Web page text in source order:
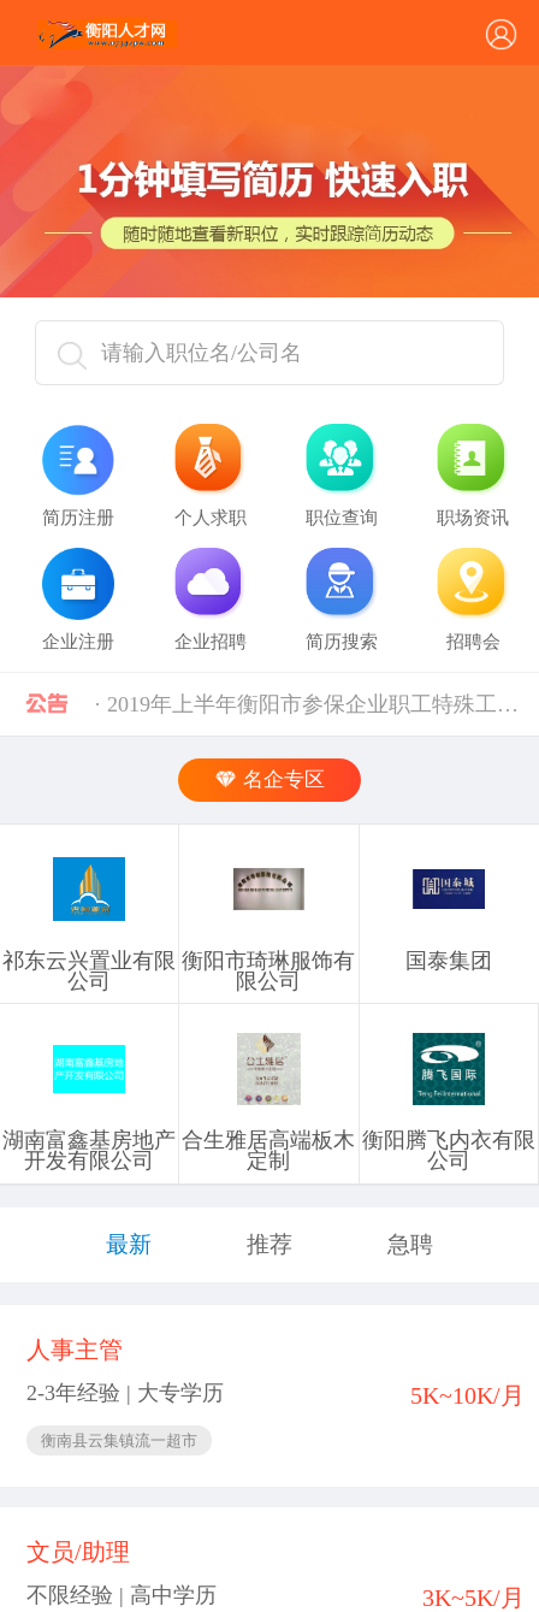
请输入职位名/公司名
简历注册 个人求职 职位查询 职场资讯
企业注册 企业招聘 简历搜索 招聘会
· 2019年上半年衡阳市参保企业职工特殊工种提前退休人员汇总表(第二批)公示 [10-28]
· 禁止发布的职位信息 [03-03]
· 企业信息发布规则 [03-03]
名企专区
祁东云兴置业有限
公司
衡阳市琦琳服饰有
限公司
国泰集团
湖南富鑫基房地产
开发有限公司
合生雅居高端板木
定制
衡阳腾飞内衣有限
公司
最新 推荐 急聘
人事主管
2-3年经验 | 大专学历
衡南县云集镇流一超市
5K~10K/月
文员/助理
不限经验 | 高中学历 3K~5K/月